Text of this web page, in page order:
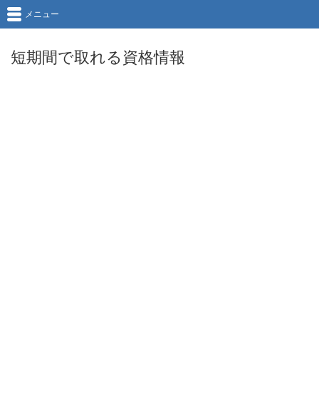
短期間で取れる資格情報
メニュー